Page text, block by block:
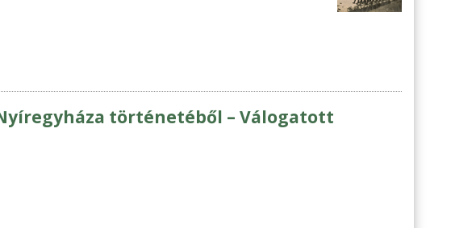
történetéből – Válogatott